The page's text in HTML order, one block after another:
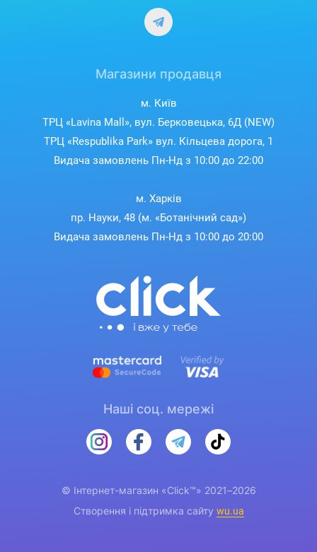
Магазини продавця
м. Київ
ТРЦ «Lavina Mall», вул. Берковецька, 6Д (NEW)
ТРЦ «Respublika Park» вул. Кільцева дорога, 1
Видача замовлень Пн-Нд з 10:00 до 22:00
м. Харків
пр. Науки, 48 (м. «Ботанічний сад»)
Видача замовлень Пн-Нд з 10:00 до 20:00
Наші соц. мережі
© Інтернет-магазин «Click™» 2021–2026
Створення і підтримка сайту wu.ua